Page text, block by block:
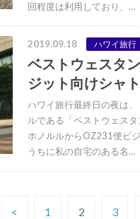
回程度は利用しており、…
2019.09.18 ハワイ旅行
ベストウェスタ
ジット向けシャ
ハワイ旅行最終日の夜は
ルである「ベストウェス
ホノルルからOZ231便ビ
うちに私の自宅のある名…
< 1 2 3